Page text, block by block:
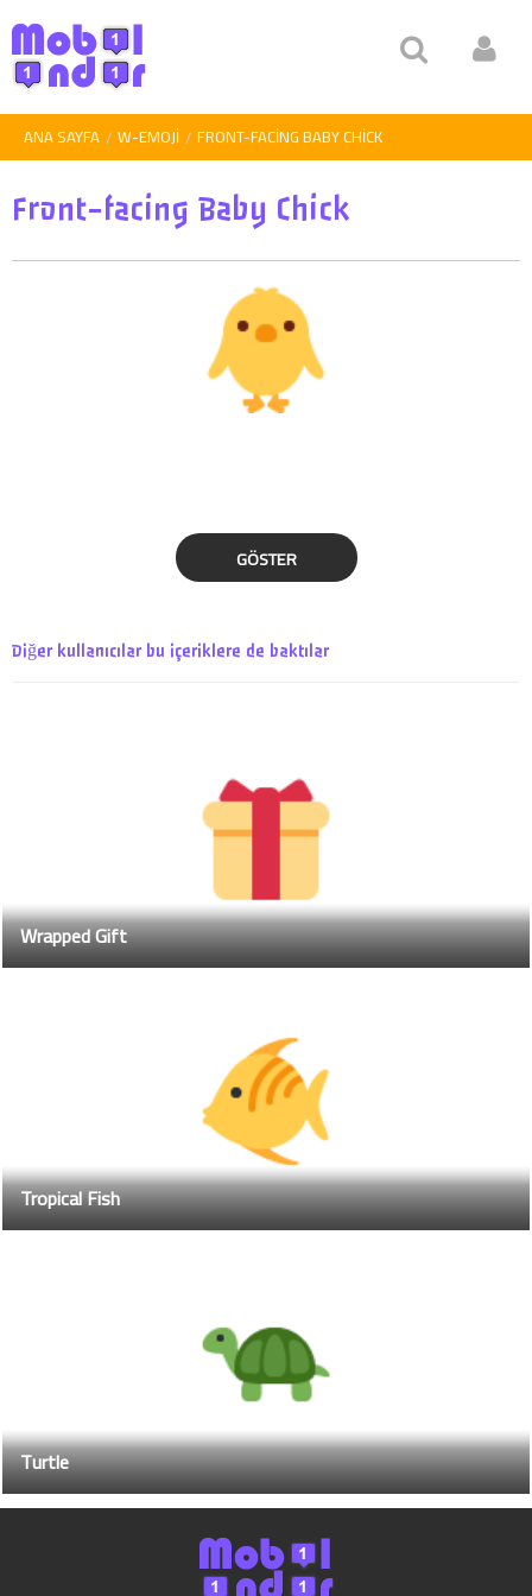
ANA SAYFA W-EMOJI FRONT-FACING BABY CHICK
Front-facing Baby Chick
GÖSTER
Diğer kullanıcılar bu içeriklere de baktılar
Wrapped Gift
Tropical Fish
Turtle